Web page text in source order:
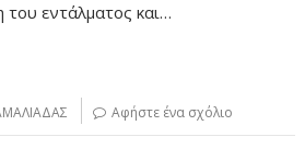
του εντάλματος και…
Αφήστε ένα σχόλιο